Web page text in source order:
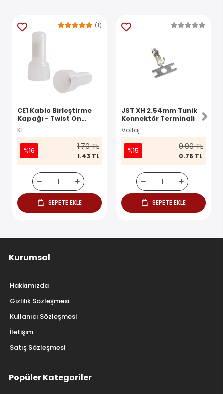
CE1 Kablo Birleştirme
Kapağı - Twist On
Konnektör
KF
(1)
%16 1.70 TL
1.43 TL
SEPETE EKLE
JST XH 2.54mm Tunik
Konnektör Terminali
Voltaj
%15 0.90 TL
0.76 TL
SEPETE EKLE
Kurumsal
Hakkımızda
Gizlilik Sözleşmesi
Kullanıcı Sözleşmesi
İletişim
Satış Sözleşmesi
Popüler Kategoriler